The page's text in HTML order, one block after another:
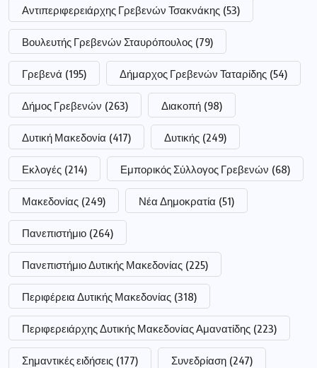
Αντιπεριφερειάρχης Γρεβενών Τσακνάκης (53)
Βουλευτής Γρεβενών Σταυρόπουλος (79)
Γρεβενά (195) Δήμαρχος Γρεβενών Ταταρίδης (54)
Δήμος Γρεβενών (263) Διακοπή (98)
Δυτική Μακεδονία (417) Δυτικής (249)
Εκλογές (214) Εμπορικός Σύλλογος Γρεβενών (68)
Μακεδονίας (249) Νέα Δημοκρατία (51)
Πανεπιστήμιο (264)
Πανεπιστήμιο Δυτικής Μακεδονίας (225)
Περιφέρεια Δυτικής Μακεδονίας (318)
Περιφερειάρχης Δυτικής Μακεδονίας Αμανατίδης (223)
Σημαντικές ειδήσεις (177) Συνεδρίαση (247)